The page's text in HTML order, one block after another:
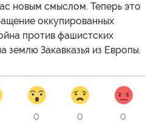
новым смыслом. Теперь это
оккупированных
против фашистских
землю Закавказья из Европы.
0 0 0